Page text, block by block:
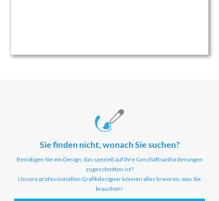
Sie finden nicht, wonach Sie suchen?
Benötigen Sie ein Design, das speziell auf Ihre Geschäftsanforderungen
zugeschnitten ist?
Unsere professionellen Grafikdesigner können alles kreieren, was Sie
brauchen!